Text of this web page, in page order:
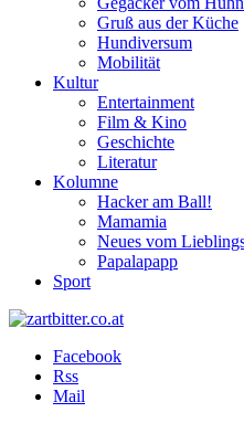
Gruß aus der Küche
Hundiversum
Mobilität
Kultur
Entertainment
Film & Kino
Geschichte
Literatur
Kolumne
Hacker am Ball!
Mamamia
Neues vom
Papalapapp
Sport
Facebook
Rss
Mail